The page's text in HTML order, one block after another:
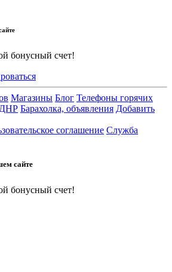
бонусный счет!
Магазины Блог Телефоны горячих
ДНР Барахолка, объявления Добавить
соглашение Служба
сайте
бонусный счет!